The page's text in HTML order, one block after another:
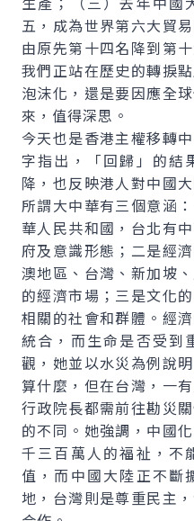
五，成為世界第六大貿
由原先第十四名降到第
我們正站在歷史的轉捩
泡沫化，還是要因應全
來，值得深思。
今天也是香港主權移轉
字指出，「回歸」的結
降，也反映港人對中國
所謂大中華有三個意涵
華人民共和國，台北有
府及意識形態；二是經
澳地區、台灣、新加坡
的經濟市場；三是文化
相關的社會和群體。經
統合，而生命是否受到
觀，她並以水災為例說
算什麼，但在台灣，一
行政院長都需前往勘災
的不同。她強調，中國
千三百萬人的福祉，不
值，而中國大陸正不斷
地，台灣則是尊重民主